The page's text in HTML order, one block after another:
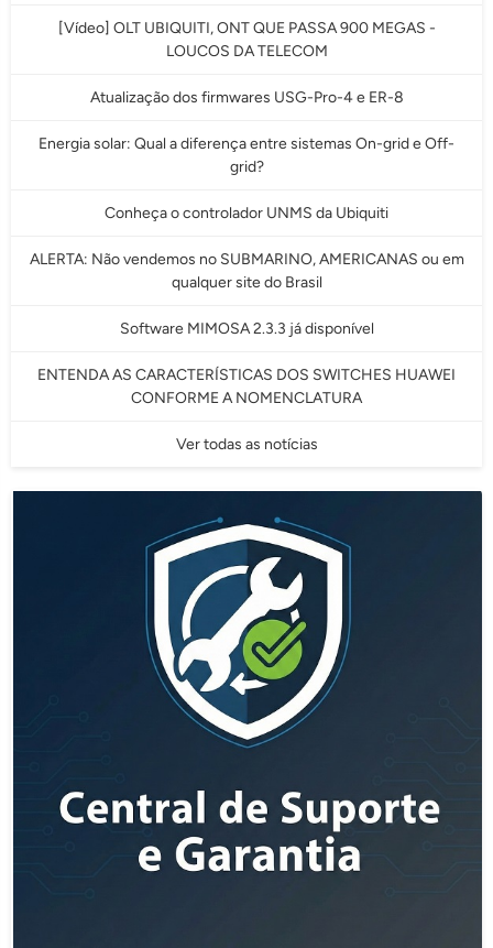
[Vídeo] OLT UBIQUITI, ONT QUE PASSA 900 MEGAS -
LOUCOS DA TELECOM
Atualização dos firmwares USG-Pro-4 e ER-8
Energia solar: Qual a diferença entre sistemas On-grid e Off-
grid?
Conheça o controlador UNMS da Ubiquiti
ALERTA: Não vendemos no SUBMARINO, AMERICANAS ou em
qualquer site do Brasil
Software MIMOSA 2.3.3 já disponível
ENTENDA AS CARACTERÍSTICAS DOS SWITCHES HUAWEI
CONFORME A NOMENCLATURA
Ver todas as notícias